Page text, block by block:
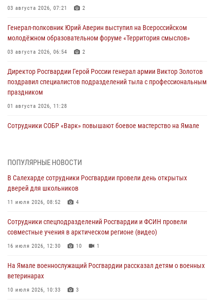
03 августа 2026, 07:21 2
Генерал-полковник Юрий Аверин выступил на Всероссийском
молодёжном образовательном форуме «Территория смыслов»
03 августа 2026, 06:54 2
Директор Росгвардии Герой России генерал армии Виктор Золотов
поздравил специалистов подразделений тыла с профессиональным
праздником
01 августа 2026, 11:28
Сотрудники СОБР «Варк» повышают боевое мастерство на Ямале
Офицеры спецназа Росгвардии провели практическое занятие для
29 июля 2026, 10:42
В Уральском округе Росгвардии состоялось заседание
29 июля 2026, 10:39
Сотрудники СОБР «Варк» приняли участие в чемпионате Уральского
На Полярном круге Росгвардия обеспечила безопасность турнира
ПОПУЛЯРНЫЕ НОВОСТИ
В Салехарде сотрудники Росгвардии провели день открытых
дверей для школьников
11 июля 2026, 08:52 4
Сотрудники спецподразделений Росгвардии и ФСИН провели
совместные учения в арктическом регионе (видео)
16 июля 2026, 12:30 10 1
На Ямале военнослужащий Росгвардии рассказал детям о военных
ветеринарах
10 июля 2026, 10:33 3